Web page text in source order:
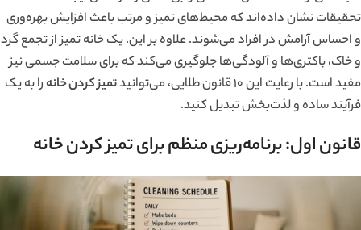
تحقیقات نشان داده‌اند که محیط‌های تمیز و مرتب باعث افزایش بهره‌وری
و احساس آرامش در افراد می‌شوند. علاوه بر این، یک خانه تمیز از تجمع گرد
و خاک، باکتری‌ها و آلودگی‌ها جلوگیری می‌کند که برای سلامت جسمی نیز
مفید است. با رعایت این 10 قانون طلایی، می‌توانید
تمیز کردن خانه را به یک
فرآیند ساده و لذت‌بخش تبدیل کنید.
قانون اول: برنامه‌ریزی منظم برای تمیز کردن خانه